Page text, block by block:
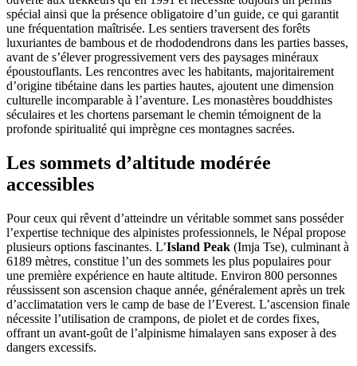
spécial ainsi que la présence obligatoire d’un guide, ce qui garantit
une fréquentation maîtrisée. Les sentiers traversent des forêts
luxuriantes de bambous et de rhododendrons dans les parties basses,
avant de s’élever progressivement vers des paysages minéraux
époustouflants. Les rencontres avec les habitants, majoritairement
d’origine tibétaine dans les parties hautes, ajoutent une dimension
culturelle incomparable à l’aventure. Les monastères bouddhistes
séculaires et les chortens parsemant le chemin témoignent de la
profonde spiritualité qui imprègne ces montagnes sacrées.
Les sommets d’altitude modérée
accessibles
Pour ceux qui rêvent d’atteindre un véritable sommet sans posséder
l’expertise technique des alpinistes professionnels, le Népal propose
plusieurs options fascinantes. L’Island Peak (Imja Tse), culminant à
6189 mètres, constitue l’un des sommets les plus populaires pour
une première expérience en haute altitude. Environ 800 personnes
réussissent son ascension chaque année, généralement après un trek
d’acclimatation vers le camp de base de l’Everest. L’ascension finale
nécessite l’utilisation de crampons, de piolet et de cordes fixes,
offrant un avant-goût de l’alpinisme himalayen sans exposer à des
dangers excessifs.